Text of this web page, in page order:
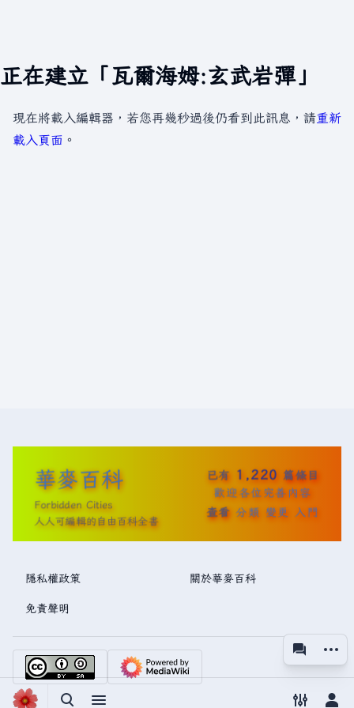
正在建立「瓦爾海姆:玄武岩彈」
視圖
更多
現在將載入編輯器，若您再幾秒過後仍看到此訊息，請重新
載入頁面 。
華麥百科
Forbidden Cities
人人可編輯的自由百科全書
已有 1,220 篇條目
歡迎各位完善內容
查看 分類 變更 入門
隱私權政策 關於華麥百科
免責聲明